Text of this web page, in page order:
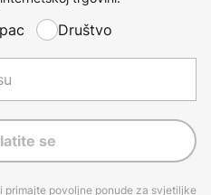
Društvo
se
primajte povoljne ponude za svjetiljke